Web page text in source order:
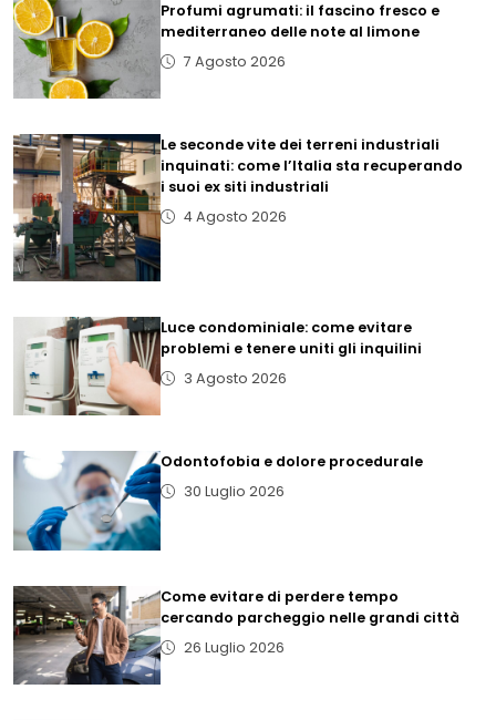
Profumi agrumati: il fascino fresco e
mediterraneo delle note al limone
7 Agosto 2026
Le seconde vite dei terreni industriali
inquinati: come l’Italia sta recuperando
i suoi ex siti industriali
4 Agosto 2026
Luce condominiale: come evitare
problemi e tenere uniti gli inquilini
3 Agosto 2026
Odontofobia e dolore procedurale
30 Luglio 2026
Come evitare di perdere tempo
cercando parcheggio nelle grandi città
26 Luglio 2026